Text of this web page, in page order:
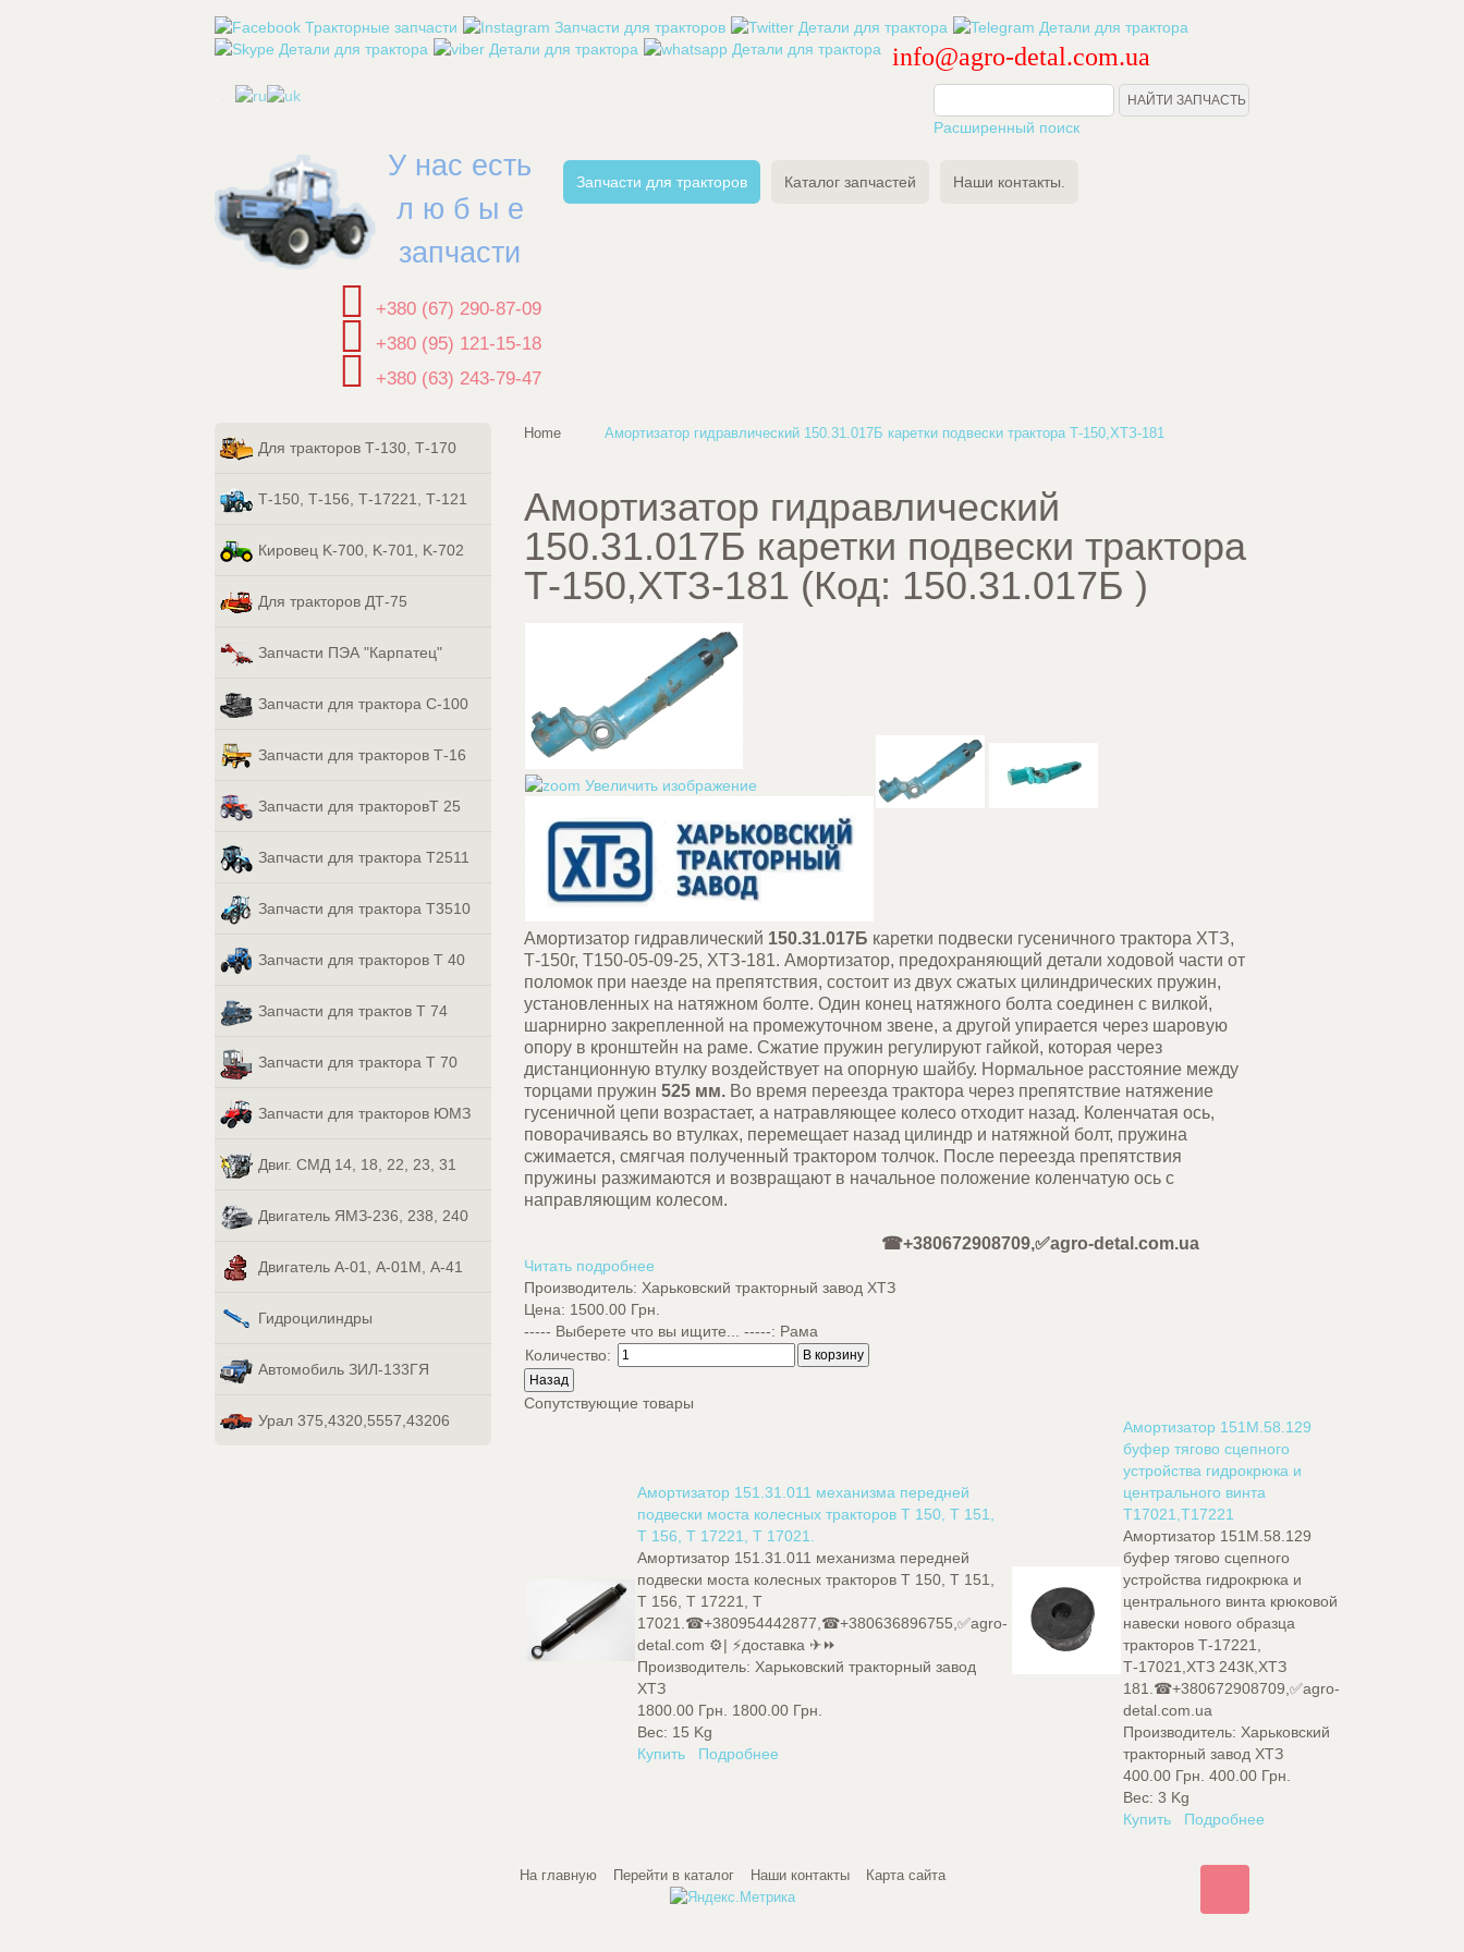
info@agro-detal.com.ua
Расширенный поиск
У нас есть
л ю б ы е
запчасти
+380 (67) 290-87-09
+380 (95) 121-15-18
+380 (63) 243-79-47
Запчасти для тракторов Каталог запчастей Наши контакты.
Home Амортизатор гидравлический 150.31.017Б каретки подвески трактора Т-150,ХТЗ-181
Амортизатор гидравлический
150.31.017Б каретки подвески трактора
Т-150,ХТЗ-181 (Код: 150.31.017Б)
Увеличить изображение
Амортизатор гидравлический 150.31.017Б каретки подвески гусеничного трактора ХТЗ,
Т-150г, Т150-05-09-25, ХТЗ-181. Амортизатор, предохраняющий детали ходовой части от
поломок при наезде на препятствия, состоит из двух сжатых цилиндрических пружин,
установленных на натяжном болте. Один конец натяжного болта соединен с вилкой,
шарнирно закрепленной на промежуточном звене, а другой упирается через шаровую
опору в кронштейн на раме. Сжатие пружин регулируют гайкой, которая через
дистанционную втулку воздействует на опорную шайбу. Нормальное расстояние между
торцами пружин525 мм. Во время переезда трактора через препятствие натяжение
гусеничной цепи возрастает, а натравляющее колесо отходит назад. Коленчатая ось,
поворачиваясь во втулках, перемещает назад цилиндр и натяжной болт, пружина
сжимается, смягчая полученный трактором толчок. После переезда препятствия
пружины разжимаются и возвращают в начальное положение коленчатую ось с
направляющим колесом.
☎+380672908709,✅agro-detal.com.ua
Читать подробнее
Производитель: Харьковский тракторный завод ХТЗ
Цена: 1500.00 Грн.
----- Выберете что вы ищите... -----: Рама
Количество:
Сопутствующие товары
Амортизатор 151.31.011 механизма передней
подвески моста колесных тракторов Т 150, Т 151,
Т 156, Т 17221, Т 17021.
Амортизатор 151.31.011 механизма передней
подвески моста колесных тракторов Т 150, Т 151,
Т 156, Т 17221, Т
17021.☎+380954442877,☎+380636896755,✅agro-
detal.com ⚙️| ⚡доставка ✈⏩
Производитель:Харьковский тракторный завод
ХТЗ
1800.00 Грн. 1800.00 Грн.
Вес: 15 Kg
Купить
Подробнее
Амортизатор 151М.58.129
буфер тягово сцепного
устройства гидрокрюка и
центрального винта
Т17021,Т17221
Амортизатор 151М.58.129
буфер тягово сцепного
устройства гидрокрюка и
центрального винта крюковой
навески нового образца
тракторов Т-17221,
Т-17021,ХТЗ 243К,ХТЗ
181.☎+380672908709,✅agro-
detal.com.ua
Производитель:Харьковский
тракторный завод ХТЗ
400.00 Грн. 400.00 Грн.
Вес:3 Kg
Купить
Подробнее
Для тракторов Т-130, Т-170
Т-150, Т-156, Т-17221, Т-121
Кировец K-700, K-701, K-702
Для тракторов ДТ-75
Запчасти ПЭА "Карпатец"
Запчасти для трактора С-100
Запчасти для тракторов Т-16
Запчасти для тракторовТ 25
Запчасти для трактора Т2511
Запчасти для трактора Т3510
Запчасти для тракторов Т 40
Запчасти для трактов Т 74
Запчасти для трактора Т 70
Запчасти для тракторов ЮМЗ
Двиг. СМД 14, 18, 22, 23, 31
Двигатель ЯМЗ-236, 238, 240
Двигатель А-01, А-01М, А-41
Гидроцилиндры
Автомобиль ЗИЛ-133ГЯ
Урал 375,4320,5557,43206
На главную Перейти в каталог Наши контакты Карта сайта